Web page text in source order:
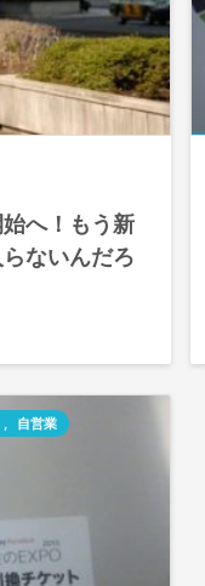
へ！もう新
ないんだろ
, 自営業